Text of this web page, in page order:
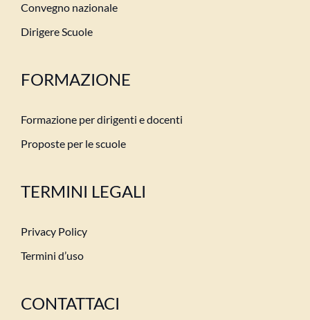
Convegno nazionale
Dirigere Scuole
FORMAZIONE
Formazione per dirigenti e docenti
Proposte per le scuole
TERMINI LEGALI
Privacy Policy
Termini d’uso
CONTATTACI